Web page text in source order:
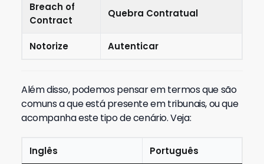
Breach of
Contract
Quebra Contratual
Notorize Autenticar
Além disso, podemos pensar em termos que são
comuns a que está presente em tribunais, ou que
acompanha este tipo de cenário. Veja:
Inglês Português